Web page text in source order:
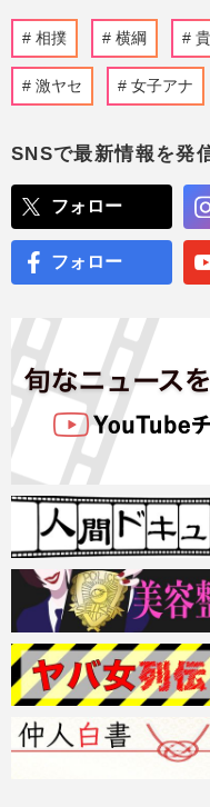
相撲 横綱
激ヤセ 女子アナ
SNSで最新情報を発
フォロー
フォロー